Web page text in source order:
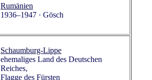
Rumänien
1936–1947 · Gösch
Schaumburg-Lippe
ehemaliges Land des Deutschen
Reiches,
Flagge des Fürsten